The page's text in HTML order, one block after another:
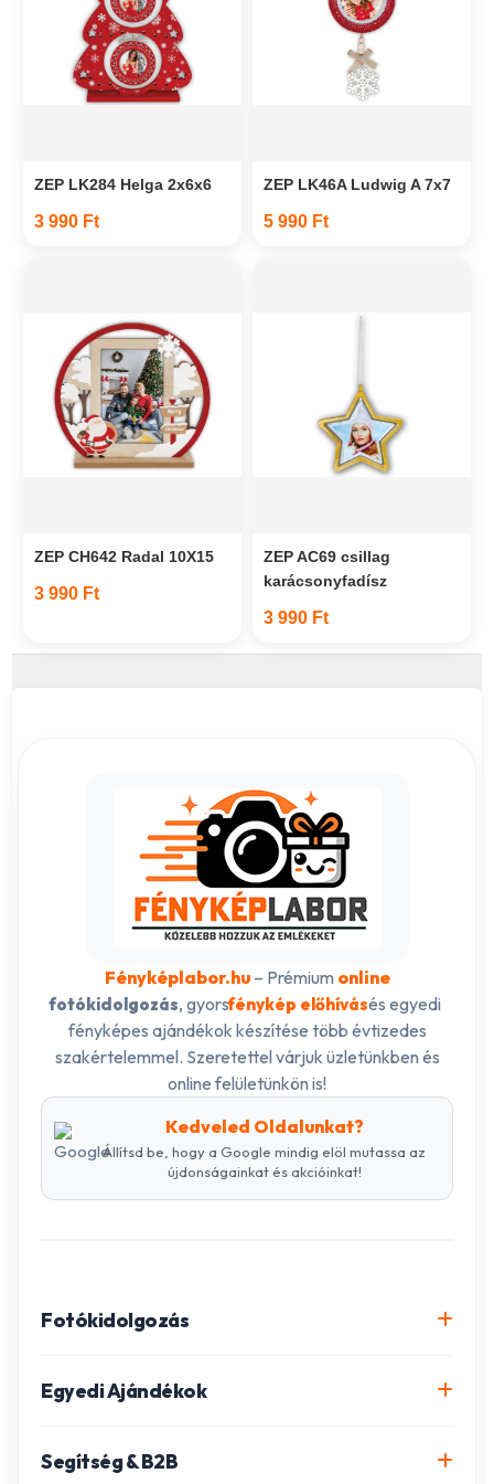
ZEP LK284 Helga 2x6x6
3 990 Ft
ZEP LK46A Ludwig A 7x7
5 990 Ft
ZEP CH642 Radal 10X15
3 990 Ft
ZEP AC69 csillag
karácsonyfadísz
3 990 Ft
Fényképlabor.hu– Prémium online
fotókidolgozás, gyorsfénykép előhívásés egyedi
fényképes ajándékok készítése több évtizedes
szakértelemmel. Szeretettel várjuk üzletünkben és
online felületünkön is!
Kedveled Oldalunkat?
Állítsd be, hogy a Google mindig elöl mutassa az
újdonságainkat és akcióinkat!
Fotókidolgozás
Igazolványkép készítés
Egyedi Ajándékok
Segítség & B2B